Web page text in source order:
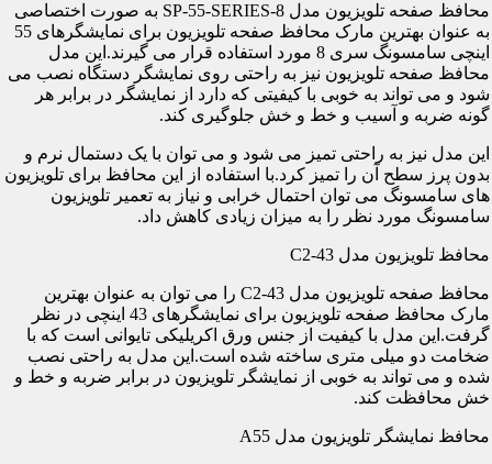
محافظ صفحه تلویزیون مدل SP-55-SERIES-8 به صورت اختصاصی
به عنوان بهترین مارک محافظ صفحه تلویزیون برای نمایشگرهای 55
اینچی سامسونگ سری 8 مورد استفاده قرار می گیرند.این مدل
محافظ صفحه تلویزیون نیز به راحتی روی نمایشگر دستگاه نصب می
شود و می تواند به خوبی با کیفیتی که دارد از نمایشگر در برابر هر
گونه ضربه و آسیب و خط و خش جلوگیری کند.
این مدل نیز به راحتی تمیز می شود و می توان با یک دستمال نرم و
بدون پرز سطح آن را تمیز کرد.با استفاده از این محافظ برای تلویزیون
های سامسونگ می توان احتمال خرابی و نیاز به تعمیر تلویزیون
سامسونگ مورد نظر را به میزان زیادی کاهش داد.
محافظ تلویزیون مدل C2-43
محافظ صفحه تلویزیون مدل C2-43 را می توان به عنوان بهترین
مارک محافظ صفحه تلویزیون برای نمایشگرهای 43 اینچی در نظر
گرفت.این مدل با کیفیت از جنس ورق اکریلیکی تایوانی است که با
ضخامت دو میلی متری ساخته شده است.این مدل به راحتی نصب
شده و می تواند به خوبی از نمایشگر تلویزیون در برابر ضربه و خط و
خش محافظت کند.
محافظ نمایشگر تلویزیون مدل A55